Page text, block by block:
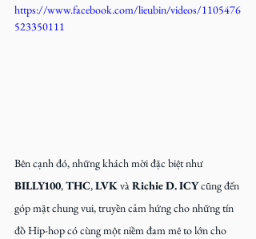
https://www.facebook.com/lieubin/videos/1105476
523350111
Bên cạnh đó, những khách mời đặc biệt như
BILLY100, THC, LVK và Richie D. ICY cũng đến
góp mặt chung vui, truyền cảm hứng cho những tín
đồ Hip-hop có cùng một niềm đam mê to lớn cho